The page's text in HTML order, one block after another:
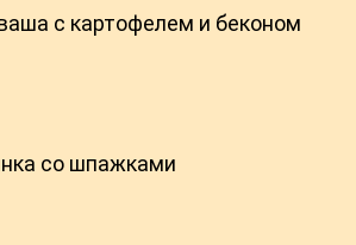
с картофелем и беконом